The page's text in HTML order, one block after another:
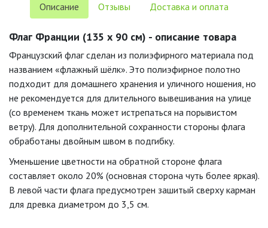
Описание Отзывы Доставка и оплата
Флаг Франции (135 х 90 см) - описание товара
Французский флаг сделан из полиэфирного материала под
названием «флажный шёлк». Это полиэфирное полотно
подходит для домашнего хранения и уличного ношения, но
не рекомендуется для длительного вывешивания на улице
(со временем ткань может истрепаться на порывистом
ветру). Для дополнительной сохранности стороны флага
обработаны двойным швом в подгибку.
Уменьшение цветности на обратной стороне флага
составляет около 20% (основная сторона чуть более яркая).
В левой части флага предусмотрен зашитый сверху карман
для древка диаметром до 3,5 см.